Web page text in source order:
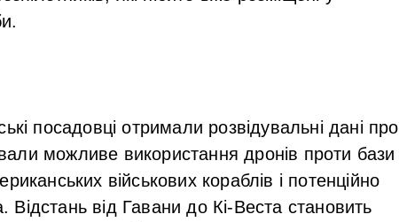
посадовці отримали розвідувальні дані про
можливе використання дронів проти бази
військових кораблів і потенційно
Відстань від Гавани до Кі-Веста становить